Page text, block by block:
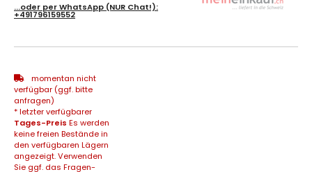
...oder perWhatsApp (NUR Chat!):
+491796159552
momentan nicht
verfügbar (ggf. bitte
anfragen)
* letzter verfügbarer
Tages-Preis Es werden
keine freien Bestände in
den verfügbaren Lägern
angezeigt. Verwenden
Sie ggf. das Fragen-